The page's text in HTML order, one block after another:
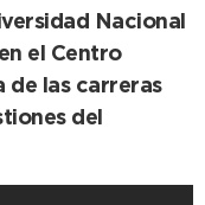
Nacional
el Centro
de las carreras
del